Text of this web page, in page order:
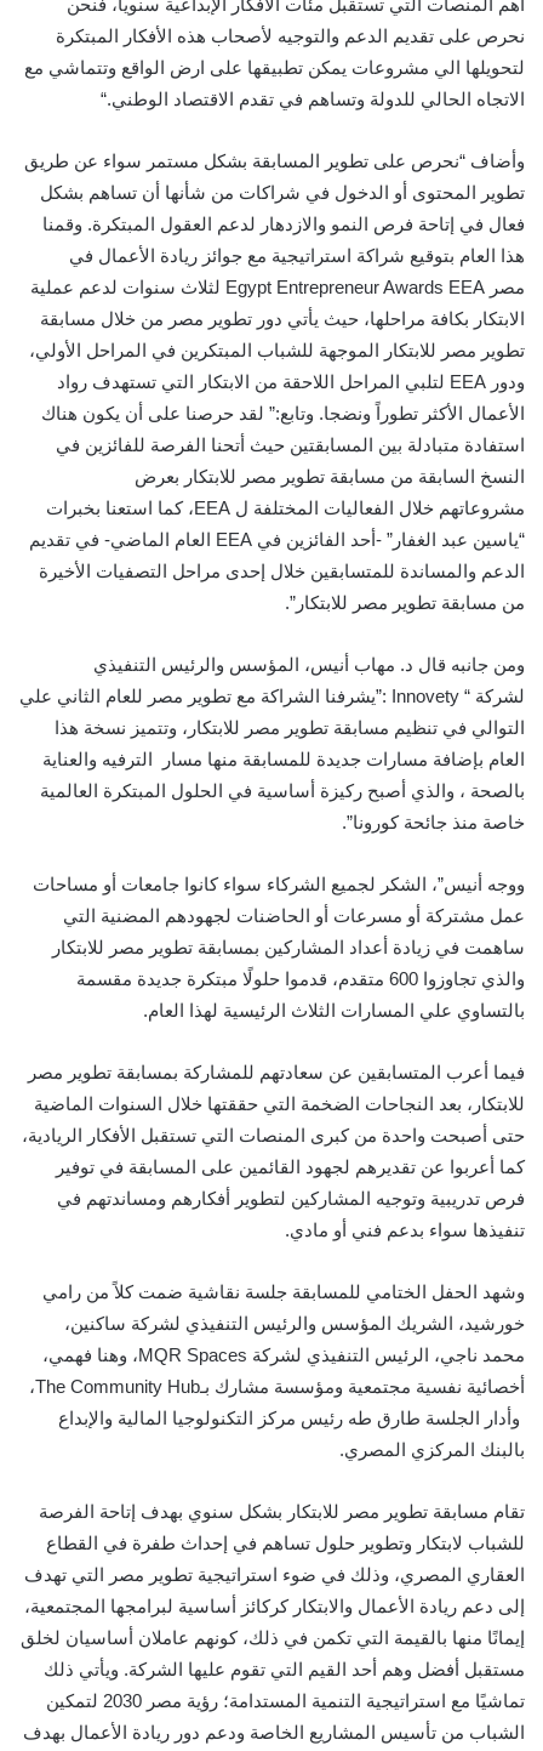
أهم المنصات التي تستقبل مئات الأفكار الإبداعية سنوياً، فنحن
نحرص على تقديم الدعم والتوجيه لأصحاب هذه الأفكار المبتكرة
لتحويلها الي مشروعات يمكن تطبيقها على ارض الواقع وتتماشي مع
الاتجاه الحالي للدولة وتساهم في تقدم الاقتصاد الوطني.
“
وأضاف “نحرص على تطوير المسابقة بشكل مستمر سواء عن طريق
تطوير المحتوى أو الدخول في شراكات من شأنها أن تساهم بشكل
فعال في إتاحة فرص النمو والازدهار لدعم العقول المبتكرة. وقمنا
هذا العام بتوقيع شراكة استراتيجية مع جوائز ريادة الأعمال في
مصر Egypt Entrepreneur Awards EEA لثلاث سنوات لدعم عملية
الابتكار بكافة مراحلها، حيث يأتي دور تطوير مصر من خلال مسابقة
تطوير مصر للابتكار الموجهة للشباب المبتكرين في المراحل الأولي،
ودور EEA لتلبي المراحل اللاحقة من الابتكار التي تستهدف رواد
الأعمال الأكثر تطوراً ونضجا. وتابع:” لقد حرصنا على أن يكون هناك
استفادة متبادلة بين المسابقتين حيث أتحنا الفرصة للفائزين في
النسخ السابقة من مسابقة تطوير مصر للابتكار بعرض
مشروعاتهم خلال الفعاليات المختلفة ل EEA، كما استعنا بخبرات
“ياسين عبد الغفار” -أحد الفائزين في EEA العام الماضي- في تقديم
الدعم والمساندة للمتسابقين خلال إحدى مراحل التصفيات الأخيرة
من مسابقة تطوير مصر للابتكار”.
ومن جانبه قال د. مهاب أنيس، المؤسس والرئيس التنفيذي
لشركة Innovety “
:”يشرفنا الشراكة مع تطوير مصر للعام الثاني علي
التوالي في تنظيم مسابقة تطوير مصر للابتكار، وتتميز نسخة هذا
العام بإضافة مسارات جديدة للمسابقة منها مسار الترفيه والعناية
بالصحة ، والذي أصبح ركيزة أساسية في الحلول المبتكرة العالمية
خاصة منذ جائحة كورونا”.
ووجه أنيس”، الشكر لجميع الشركاء سواء كانوا جامعات أو مساحات
عمل مشتركة أو مسرعات أو الحاضنات لجهودهم المضنية التي
ساهمت في زيادة أعداد المشاركين بمسابقة تطوير مصر للابتكار
والذي تجاوزوا 600 متقدم، قدموا حلولًا مبتكرة جديدة مقسمة
بالتساوي علي المسارات الثلاث الرئيسية لهذا العام.
فيما أعرب المتسابقين عن سعادتهم للمشاركة بمسابقة تطوير مصر
للابتكار، بعد النجاحات الضخمة التي حققتها خلال السنوات الماضية
حتى أصبحت واحدة من كبرى المنصات التي تستقبل الأفكار الريادية،
كما أعربوا عن تقديرهم لجهود القائمين على المسابقة في توفير
فرص تدريبية وتوجيه المشاركين لتطوير أفكارهم ومساندتهم في
تنفيذها سواء بدعم فني أو مادي.
وشهد الحفل الختامي للمسابقة جلسة نقاشية ضمت كلاً من رامي
خورشيد، الشريك المؤسس والرئيس التنفيذي لشركة ساكنين،
محمد ناجي، الرئيس التنفيذي لشركة MQR Spaces، وهنا فهمي،
أخصائية نفسية مجتمعية ومؤسسة مشارك بـThe Community Hub،
وأدار الجلسة طارق طه رئيس مركز التكنولوجيا المالية والإبداع
بالبنك المركزي المصري.
تقام مسابقة تطوير مصر للابتكار بشكل سنوي بهدف إتاحة الفرصة
للشباب لابتكار وتطوير حلول تساهم في إحداث طفرة في القطاع
العقاري المصري، وذلك في ضوء استراتيجية تطوير مصر التي تهدف
إلى دعم ريادة الأعمال والابتكار كركائز أساسية لبرامجها المجتمعية،
إيمانًا منها بالقيمة التي تكمن في ذلك، كونهم عاملان أساسيان لخلق
مستقبل أفضل وهم أحد القيم التي تقوم عليها الشركة. ويأتي ذلك
تماشيًا مع استراتيجية التنمية المستدامة؛ رؤية مصر 2030
لتمكين
الشباب من تأسيس المشاريع الخاصة ودعم دور ريادة الأعمال بهدف